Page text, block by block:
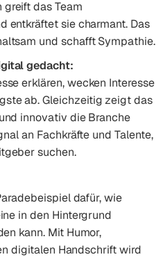
das Team
entkräftet sie charmant. Das
und schafft Sympathie.
gedacht:
erklären, wecken Interesse
ab. Gleichzeitig zeigt das
innovativ die Branche
an Fachkräfte und Talente,
suchen.
dafür, wie
in den Hintergrund
kann. Mit Humor,
digitalen Handschrift wird